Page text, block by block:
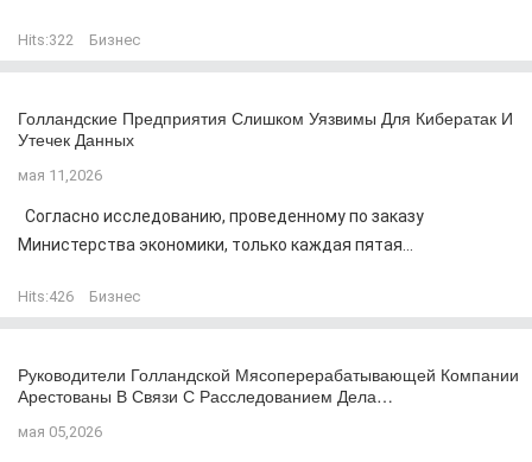
Hits:322 Бизнес
Голландские Предприятия Слишком Уязвимы Для Кибератак И
Утечек Данных
мая 11,2026
Согласно исследованию, проведенному по заказу
Министерства экономики, только каждая пятая...
Hits:426 Бизнес
Руководители Голландской Мясоперерабатывающей Компании
Арестованы В Связи С Расследованием Дела…
мая 05,2026